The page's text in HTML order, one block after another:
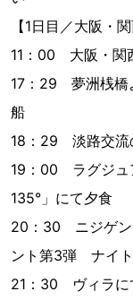
【1日目／大阪・関
11：00 大阪・関
17：29 夢洲桟橋
船
18：29 淡路交流
19：00 ラグジュ
135°」にて夕食
20：30 ニジゲン
ント第3弾 ナイ
21：30 ヴィラに